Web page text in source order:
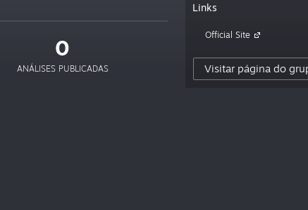
0
ANÁLISES PUBLICADAS
Links
Official Site
Visitar página do